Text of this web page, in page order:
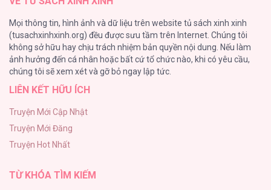
102
Nguyện Ước Vô Vọng Của Ma Nữ
101
Đầm Sen Héo Úa
Phạm Luật
88
Mọi thông tin, hình ảnh và dữ liệu trên website tủ sách xinh xinh
(tusachxinhxinh.org) đều được sưu tầm trên Internet. Chúng tôi
không sở hữu hay chịu trách nhiệm bản quyền nội dung. Nếu làm
ảnh hưởng đến cá nhân hoặc bất cứ tổ chức nào, khi có yêu cầu,
chúng tôi sẽ xem xét và gỡ bỏ ngay lập tức.
LIÊN KẾT HỮU ÍCH
Truyện Mới Cập Nhật
Truyện Mới Đăng
Truyện Hot Nhất
TỪ KHÓA TÌM KIẾM